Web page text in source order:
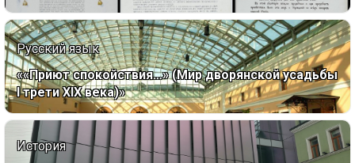
Русский язык
««Приют спокойствия…» (Мир дворянской усадьбы
I трети XIX века)»
История